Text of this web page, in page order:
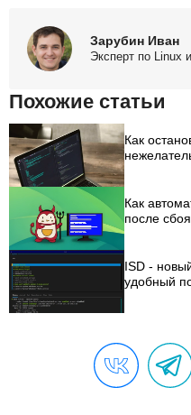
Зарубин Иван
Эксперт по Linux
Похожие статьи
Как
Как
после
ISD -
удобный